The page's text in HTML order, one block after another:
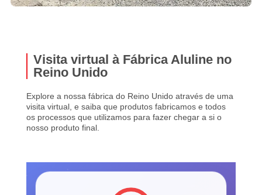
Visita virtual à Fábrica Aluline no
Reino Unido
Explore a nossa fábrica do Reino Unido através de uma
visita virtual, e saiba que produtos fabricamos e todos
os processos que utilizamos para fazer chegar a si o
nosso produto final.